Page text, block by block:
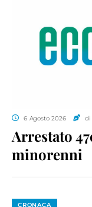
6 Agosto 2026 di
Arrestato
minorenni
CRONACA